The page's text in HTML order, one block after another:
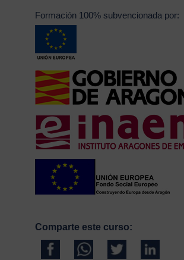
Formación 100% subvencionada por:
Comparte este curso: